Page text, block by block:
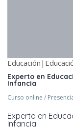
Experto en
Infancia
Curso online /
Experto en
Infancia